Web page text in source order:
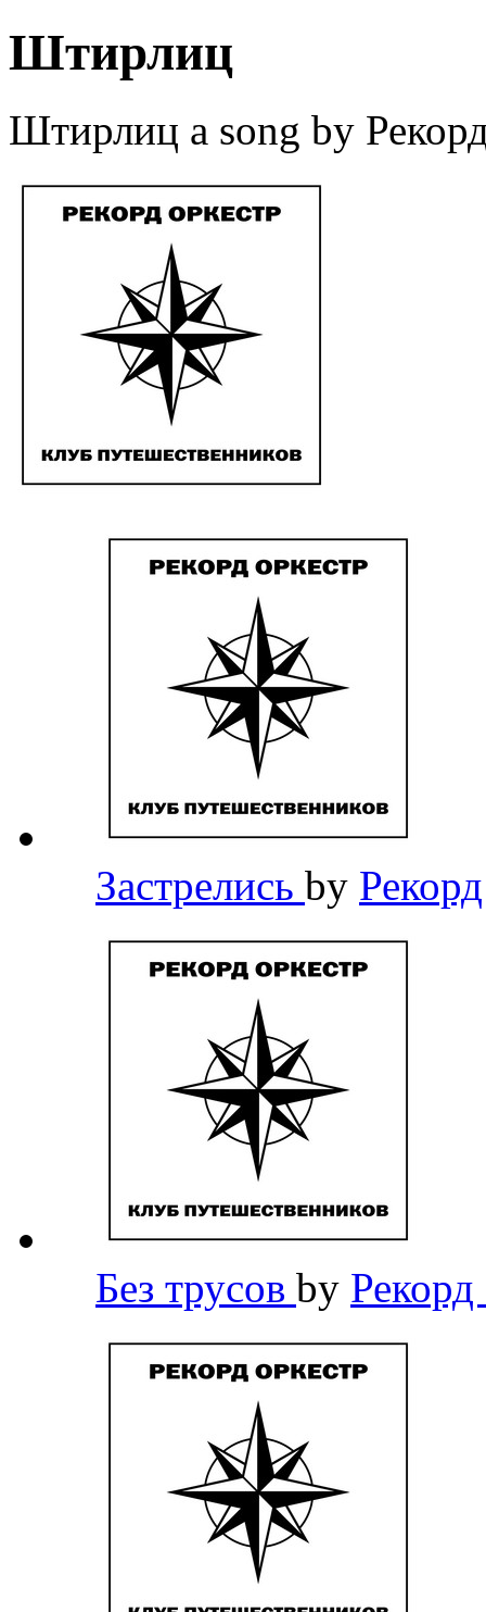
Штирлиц
Штирлиц a song by
Застрелись by
Без трусов by